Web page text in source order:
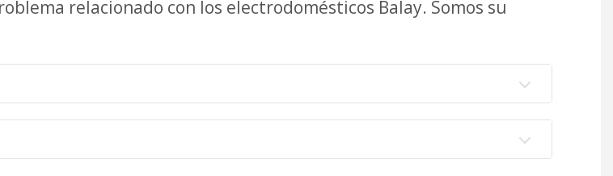
relacionado con los electrodomésticos Balay. Somos su